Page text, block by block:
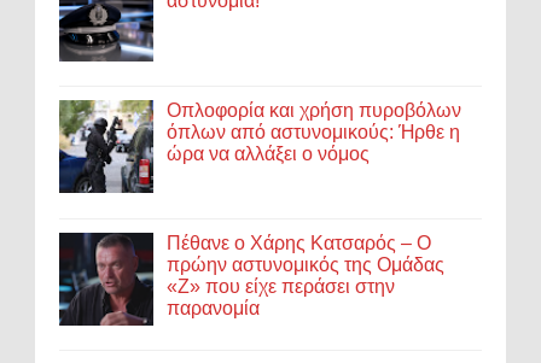
Οπλοφορία και χρήση πυροβόλων
όπλων από αστυνομικούς: Ήρθε η
ώρα να αλλάξει ο νόμος
Πέθανε ο Χάρης Κατσαρός – Ο
πρώην αστυνομικός της Ομάδας
«Ζ» που είχε περάσει στην
παρανομία